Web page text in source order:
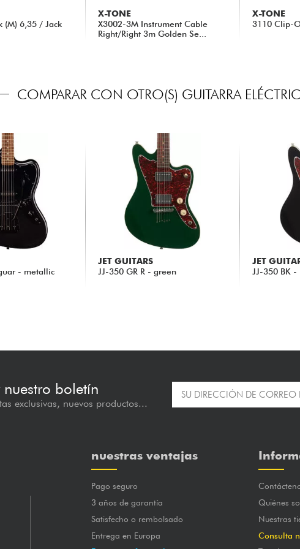
(M) 6,35 / Jack
X-TONE
X3002-3M Instrument Cable
Right/Right 3m Golden Se...
X-TONE
3110 Clip-
COMPARAR CON OTRO(S) GUITARRA
- metallic
JET GUITARS
JJ-350 GR R - green
JET
JJ-350 BK -
boletín
exclusivas, nuevos productos...
nuestras ventajas
Pago seguro
3 años de garantía
Satisfecho o rembolsado
Entrega en Europa
Quiénes
Nuestras
Consulta